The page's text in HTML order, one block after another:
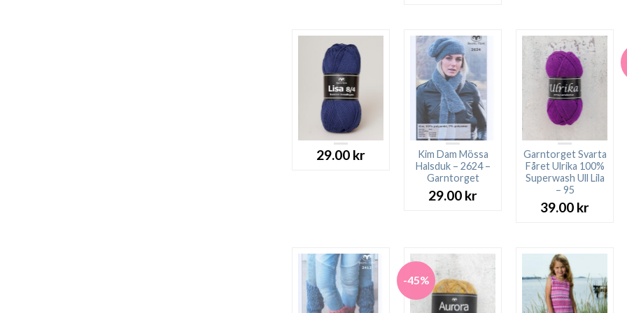
29.00 kr
Kim Dam Mössa
Halsduk – 2624 –
Garntorget
29.00 kr
Garntorget Svarta
Fåret Ulrika 100%
Superwash Ull Lila
– 95
39.00 kr
-45%